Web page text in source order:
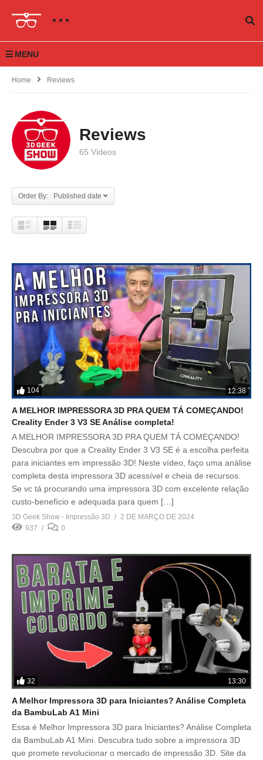
MENU
Home Reviews
Reviews
65 Videos
Order By: Published date
104 12:38
A MELHOR IMPRESSORA 3D PRA QUEM TÁ COMEÇANDO!
Creality Ender 3 V3 SE Análise completa!
A MELHOR IMPRESSORA 3D PRA QUEM TÁ COMEÇANDO!
Descubra por que a Creality Ender 3 V3 SE é a escolha perfeita
para iniciantes em impressão 3D! Neste vídeo, faço uma análise
completa desta impressora 3D acessível e cheia de recursos.
Se vc tá procurando uma impressora 3D com excelente relação
custo-benefício e adequada para quem […]
3D Geek Show - Impressão 3D
2 DE MARÇO DE 2024
937
0
32 13:30
A Melhor Impressora 3D para Iniciantes? Análise Completa
da BambuLab A1 Mini
Essa é Melhor Impressora 3D para Iniciantes? Análise Completa
da BambuLab A1 Mini. Descubra tudo sobre a impressora 3D
que promete revolucionar o mercado de impressão 3D. Site da